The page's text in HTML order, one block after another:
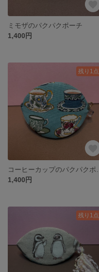
ミモザのパクパクポーチ
1,400円
残り1点
1,400円
残り1点